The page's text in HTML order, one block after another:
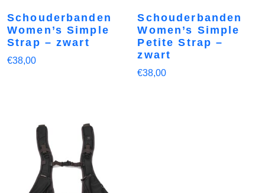
Schouderbanden
Women’s Simple
Strap – zwart
€38,00
Schouderbanden
Women’s Simple
Petite Strap –
zwart
€38,00